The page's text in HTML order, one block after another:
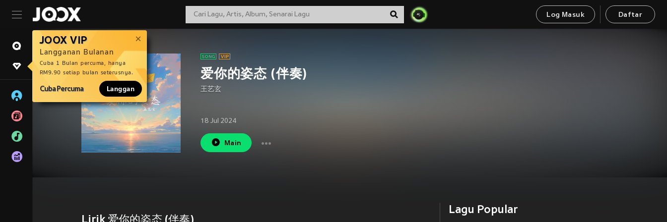
Log Masuk Daftar
JOOX VIP
Langganan Bulanan
Cuba 1 Bulan percuma, hanya
RM9.90 setiap bulan seterusnya.
Cuba Percuma Langgan
爱你的姿态 (伴奏)
王艺玄
18 Jul 2024
Main
Lagu Popular